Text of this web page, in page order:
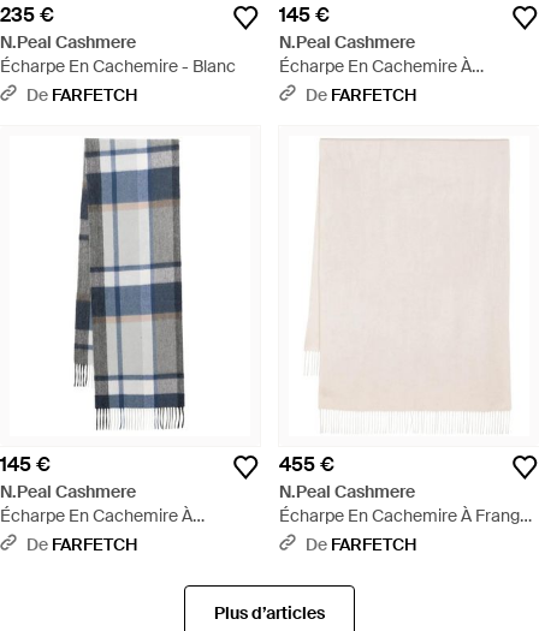
235 €
N.Peal Cashmere
Écharpe En Cachemire - Blanc
De FARFETCH
145 €
N.Peal Cashmere
Écharpe En Cachemire À
Carreaux - Gris
De FARFETCH
145 €
N.Peal Cashmere
Écharpe En Cachemire À
Carreaux - Bleu
De FARFETCH
455 €
N.Peal Cashmere
Écharpe En Cachemire À Franges
- Neutre
De FARFETCH
Plus d’articles